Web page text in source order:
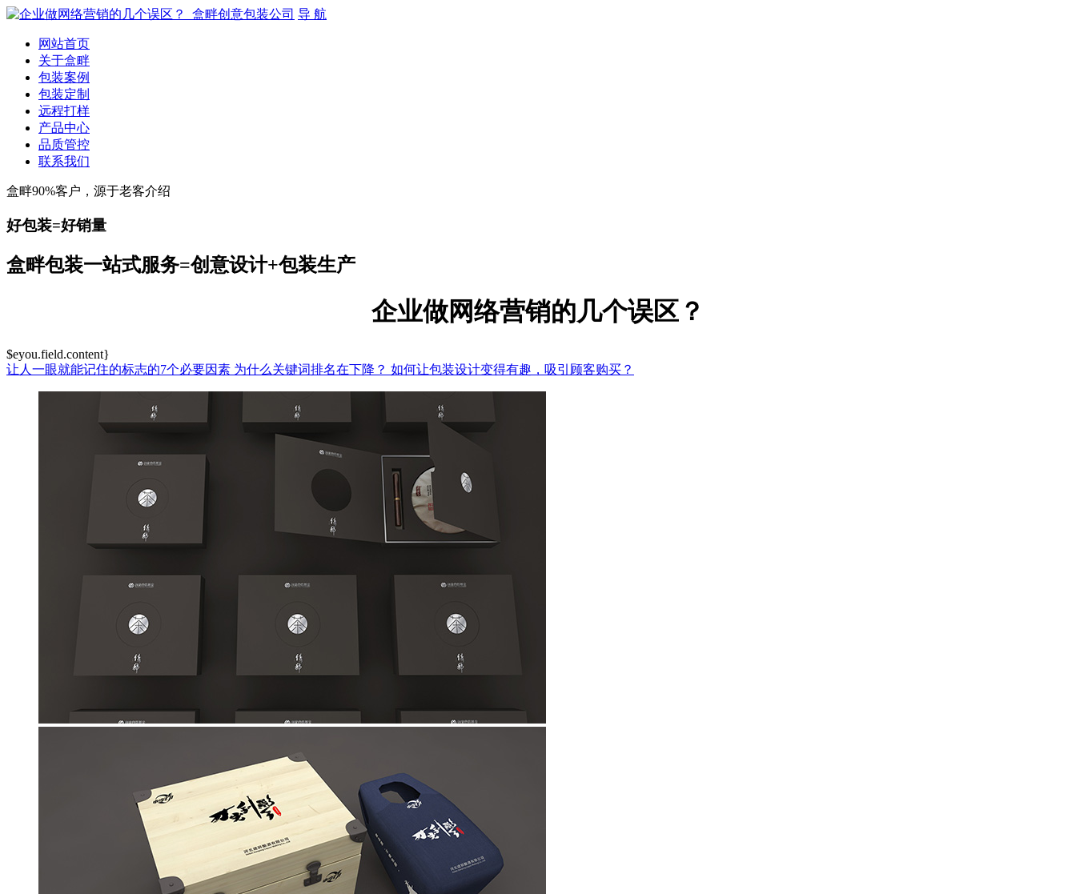
导 航
网站首页
关于盒畔
包装案例
包装定制
远程打样
产品中心
品质管控
联系我们
盒畔90%客户，源于老客介绍
好包装=好销量
盒畔包装一站式服务=创意设计+包装生产
企业做网络营销的几个误区？
$eyou.field.content}
让人一眼就能记住的标志的7个必要因素 为什么关键词排名在下降？ 如何让包装设计变得有趣，吸引顾客购买？